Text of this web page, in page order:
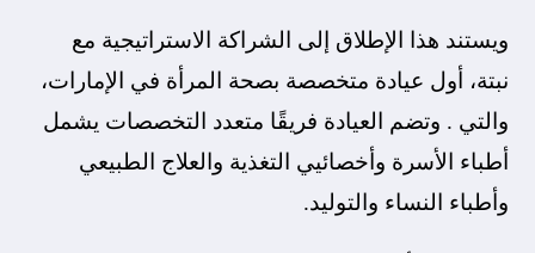
ويستند هذا الإطلاق إلى الشراكة الاستراتيجية مع
نبتة، أول عيادة متخصصة بصحة المرأة في الإمارات،
والتي . وتضم العيادة فريقًا متعدد التخصصات يشمل
أطباء الأسرة وأخصائيي التغذية والعلاج الطبيعي
وأطباء النساء والتوليد.